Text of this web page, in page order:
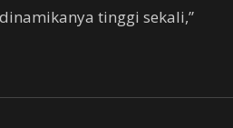
tinggi sekali,”